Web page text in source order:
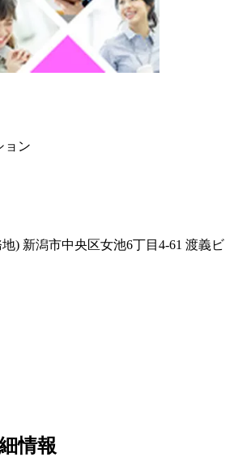
ョン
) 新潟市中央区女池6丁目4-61 渡義ビ
情報